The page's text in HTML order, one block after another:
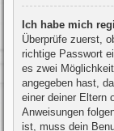
Ich habe mich
Überprüfe zuerst,
richtige Passwort
es zwei
angegeben hast,
einer deiner Eltern
Anweisungen
ist, muss dein